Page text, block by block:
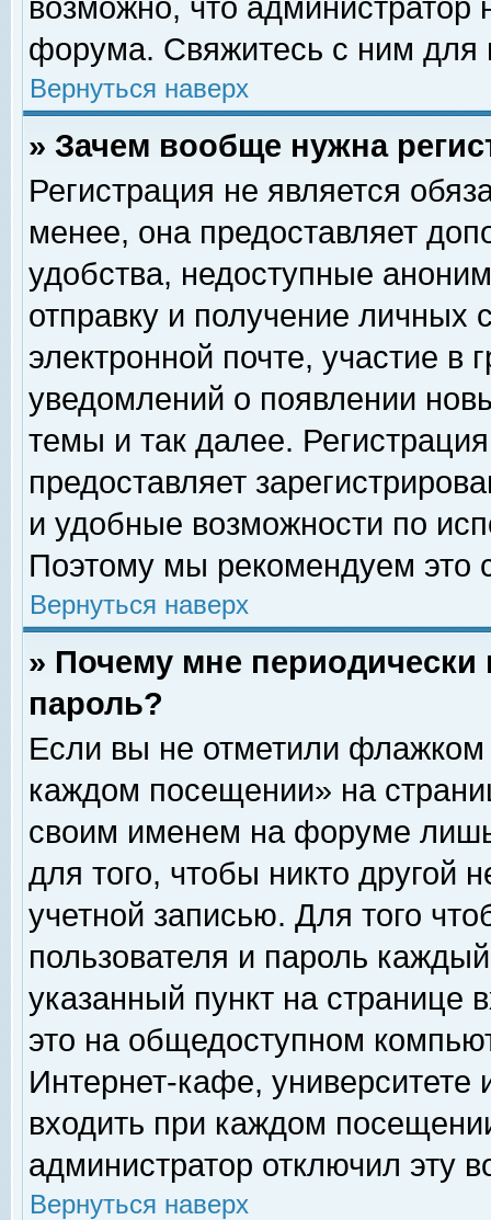
возможно, что
форума. Свяжитесь с ним для
Вернуться наверх
» Зачем вообще нужна
Регистрация не является
менее, она предоставляет
удобства, недоступные
отправку и получение личных
электронной почте, участие в
уведомлений о появлении
темы и так далее.
предоставляет
и удобные возможности по
Поэтому мы рекомендуем это
Вернуться наверх
» Почему мне
пароль?
Если вы не отметили флажком
каждом посещении» на
своим именем на форуме
для того, чтобы никто другой
учетной записью. Для того
пользователя и пароль
указанный пункт на
это на общедоступном
Интернет-кафе, университете
входить при каждом
администратор отключил эту
Вернуться наверх